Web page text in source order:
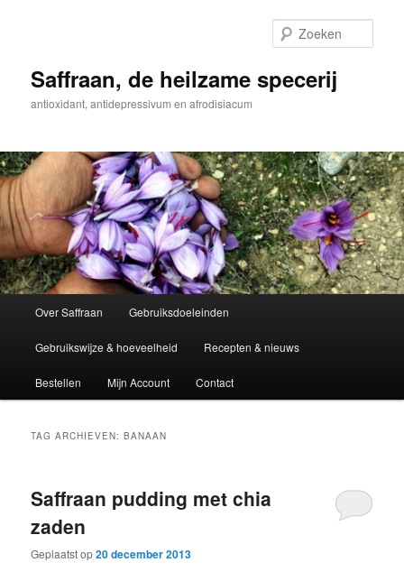
inhoud
inhoudSaffraan, de heilzame specerij
antioxidant, antidepressivum en afrodisiacum
Over Saffraan Gebruiksdoeleinden
Gebruikswijze & hoeveelheid Recepten & nieuws
Bestellen Mijn Account Contact
TAG ARCHIEVEN:BANAAN
Saffraan pudding met chia
zaden
Geplaatst op20 december 2013